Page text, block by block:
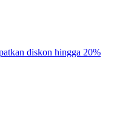
diskon hingga 20%